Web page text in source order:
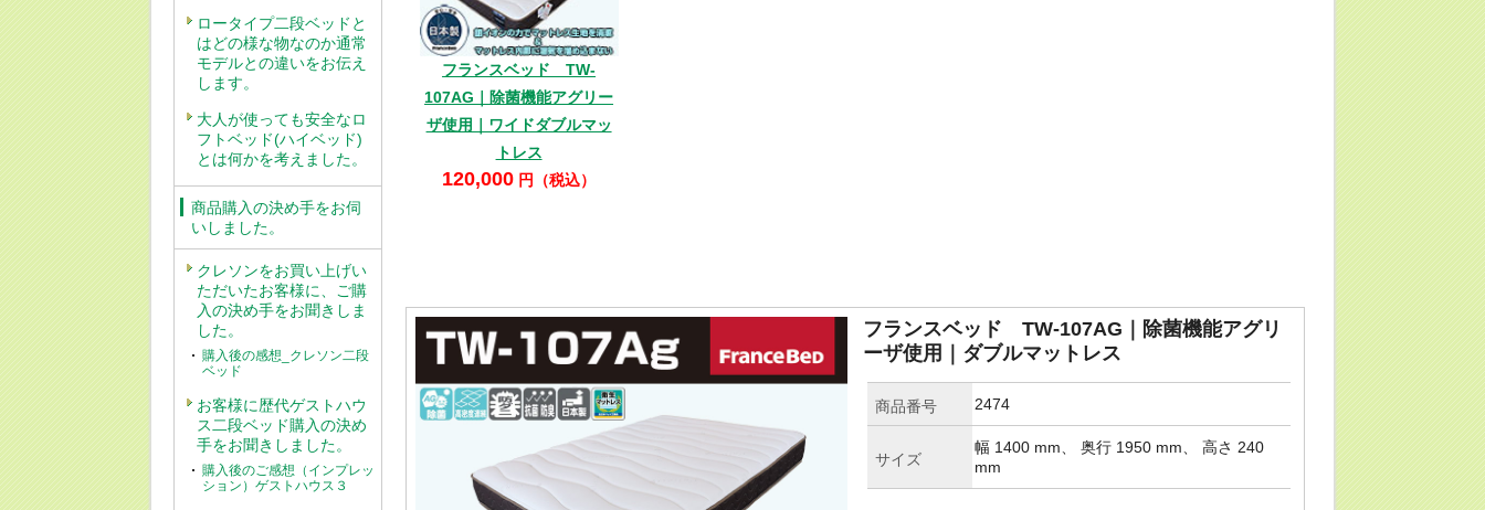
ロータイプ二段ベッドと
はどの様な物なのか通常
モデルとの違いをお伝え
します。
大人が使っても安全なロ
フトベッド(ハイベッド)
とは何かを考えました。
商品購入の決め手をお伺
いしました。
クレソンをお買い上げい
ただいたお客様に、ご購
入の決め手をお聞きしま
した。
購入後の感想_クレソン二段
ベッド
お客様に歴代ゲストハウ
ス二段ベッド購入の決め
手をお聞きしました。
購入後のご感想（インプレッ
ション）ゲストハウス３
フランスベッド TW-
107AG｜除菌機能アグリー
ザ使用｜ワイドダブルマッ
トレス
120,000 円（税込）
フランスベッド TW-107AG｜除菌機能アグリ
ーザ使用｜ダブルマットレス
商品番号 2474
サイズ
幅 1400 mm、 奥行 1950 mm、 高さ 240
mm